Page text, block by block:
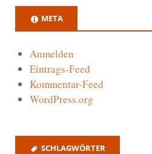
META
Anmelden
Eintrags-Feed
Kommentar-Feed
WordPress.org
SCHLAGWÖRTER